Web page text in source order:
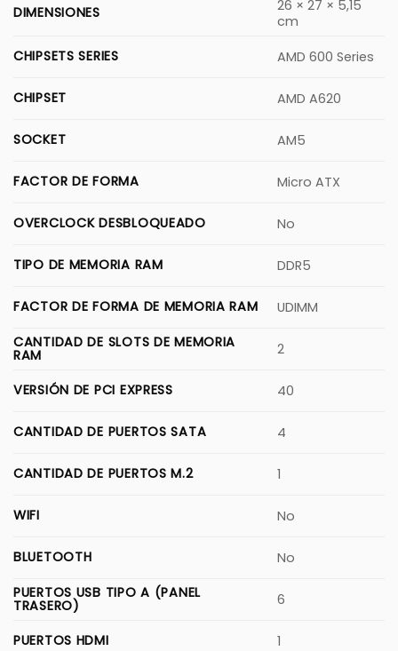
DIMENSIONES
26 × 27 × 5,15
cm
CHIPSETS SERIES
AMD 600 Series
CHIPSET AMD A620
SOCKET AM5
FACTOR DE FORMA Micro ATX
OVERCLOCK DESBLOQUEADO No
TIPO DE MEMORIA RAM DDR5
FACTOR DE FORMA DE MEMORIA RAM
UDIMM
CANTIDAD DE SLOTS DE MEMORIA
RAM 2
VERSIÓN DE PCI EXPRESS 40
CANTIDAD DE PUERTOS SATA 4
CANTIDAD DE PUERTOS M.2 1
WIFI No
BLUETOOTH
No
PUERTOS USB TIPO A (PANEL
TRASERO) 6
PUERTOS HDMI 1